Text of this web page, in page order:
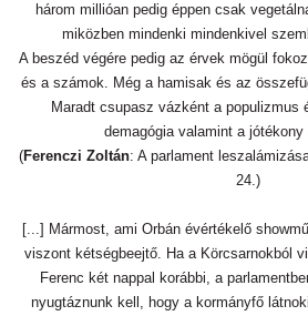
három millióan pedig éppen csak
miközben mindenki mindenkivel
A beszéd végére pedig az érvek mögül
és a számok. Még a hamisak és az
Maradt csupasz vázként a populizmus
demagógia valamint a
(Ferenczi Zoltán: A parlament
24.)
[...] Mármost, ami Orbán évértékelő
viszont kétségbeejtő. Ha a Körcsarnokból
Ferenc két nappal korábbi, a
nyugtáznunk kell, hogy a kormányfő